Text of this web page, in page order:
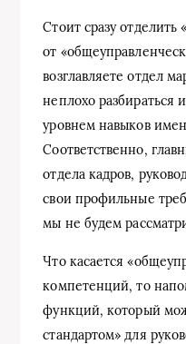
Стоит сразу
от
возглавляете отдел
неплохо разбираться
уровнем навыков
Соответственно,
отдела кадров,
свои профильные
мы не будем
Что касается
компетенций, то
функций, который
стандартом» для